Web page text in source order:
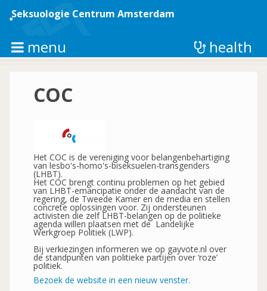
naar
gaan
Seksuologie Centrum Amsterdam
menu health
COC
Het COC is de vereniging voor belangenbehartiging
van lesbo's-homo's-biseksuelen-transgenders
(LHBT).
Het COC brengt continu problemen op het gebied
van LHBT-emancipatie onder de aandacht van de
regering, de Tweede Kamer en de media en stellen
concrete oplossingen voor. Zij ondersteunen
activisten die zelf LHBT-belangen op de politieke
agenda willen plaatsen met de Landelijke
Werkgroep Politiek (LWP).
Bij verkiezingen informeren we op gayvote.nl over
de standpunten van politieke partijen over ‘roze’
politiek.
Bezoek de website in een nieuw venster.